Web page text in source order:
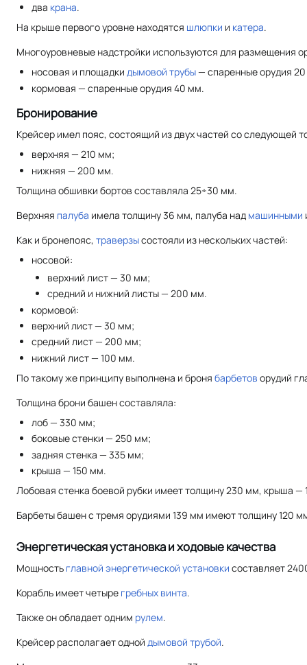
два крана.
На крыше первого уровне находятся шлюпки и катера.
Многоуровневые надстройки используются для размещения
носовая и площадкидымовой трубы— спаренные орудия
кормовая — спаренные орудия 40 мм.
Бронирование
Крейсер имел пояс, состоящий из двух частей со следующей
верхняя — 210 мм;
нижняя — 200 мм.
Толщина обшивки бортов составляла 25÷30 мм.
Верхняя палуба имела толщину 36 мм, палуба над машинными
Как и бронепояс, траверзысостояли из нескольких частей:
носовой:
верхний лист — 30 мм;
средний и нижний листы — 200 мм.
кормовой:
верхний лист — 30 мм;
средний лист — 200 мм;
нижний лист — 100 мм.
По такому же принципу выполнена и броня барбетов орудий
Толщина брони башен составляла:
лоб — 330 мм;
боковые стенки — 250 мм;
задняя стенка — 335 мм;
крыша — 150 мм.
Лобовая стенка боевой рубки имеет толщину 230 мм, крыша
Барбеты башен с тремя орудиями 139 мм имеют толщину 120
Энергетическая установка и ходовые качества
Мощность главной энергетической установки составляет
Корабль имеет четыре гребных винта.
Также он обладает одним рулем.
Крейсер располагает одной дымовой трубой.